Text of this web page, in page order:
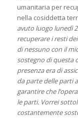
umanitaria per
nella cosiddetta
avuto luogo lunedì
recuperare i resti
di nessuno con il
sostegno di questa
presenza era di
da parte delle parti
garantire che
le parti. Vorrei
costantemente